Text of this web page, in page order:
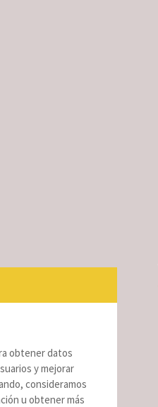
obtener datos
y mejorar
consideramos
u obtener más